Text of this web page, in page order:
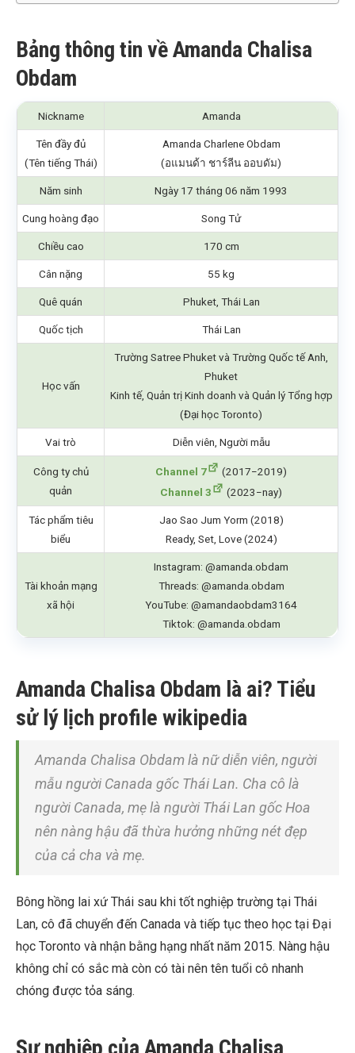
Bảng thông tin về Amanda Chalisa
Obdam
Nickname Amanda
Tên đầy đủ
(Tên tiếng Thái)
Amanda Charlene Obdam
(อแมนด้า ชาร์ลีน ออบดัม)
Năm sinh Ngày 17 tháng 06 năm 1993
Cung hoàng đạo Song Tử
Chiều cao 170 cm
Cân nặng 55 kg
Quê quán Phuket, Thái Lan
Quốc tịch Thái Lan
Học vấn
Trường Satree Phuket và Trường Quốc tế Anh,
Phuket
Kinh tế, Quản trị Kinh doanh và Quản lý Tổng hợp
(Đại học Toronto)
Vai trò Diễn viên, Người mẫu
Công ty chủ
quản
Channel 7
(2017−2019)
Channel 3
(2023−nay)
Tác phẩm tiêu
biểu
Jao Sao Jum Yorm (2018)
Ready, Set, Love (2024)
Tài khoản mạng
xã hội
Instagram: @amanda.obdam
Threads: @amanda.obdam
YouTube: @amandaobdam3164
Tiktok: @amanda.obdam
Amanda Chalisa Obdam là ai? Tiểu
sử lý lịch profile wikipedia
Amanda Chalisa Obdam là nữ diễn viên, người
mẫu người Canada gốc Thái Lan. Cha cô là
người Canada, mẹ là người Thái Lan gốc Hoa
nên nàng hậu đã thừa hưởng những nét đẹp
của cả cha và mẹ.
Bông hồng lai xứ Thái sau khi tốt nghiệp trường tại Thái
Lan, cô đã chuyển đến Canada và tiếp tục theo học tại Đại
học Toronto và nhận bằng hạng nhất năm 2015. Nàng hậu
không chỉ có sắc mà còn có tài nên tên tuổi cô nhanh
chóng được tỏa sáng.